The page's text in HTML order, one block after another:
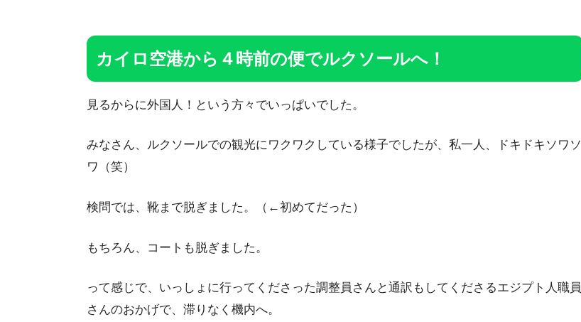
カイロ空港から４時前の便でルクソールへ！
見るからに外国人！という方々でいっぱいでした。
みなさん、ルクソールでの観光にワクワクしている様子でしたが、私一人、ドキドキソワソ
ワ（笑）
検問では、靴まで脱ぎました。（←初めてだった）
もちろん、コートも脱ぎました。
って感じで、いっしょに行ってくださった調整員さんと通訳もしてくださるエジプト人職員
さんのおかげで、滞りなく機内へ。